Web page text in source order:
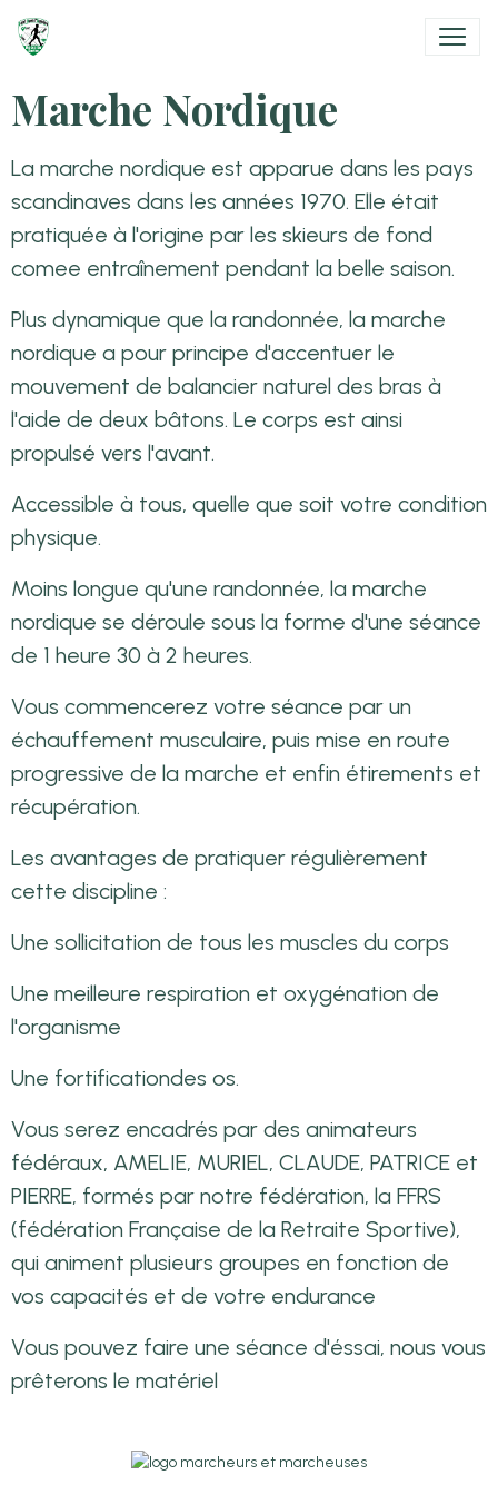
Marche Nordique
La marche nordique est apparue dans les pays
scandinaves dans les années 1970. Elle était
pratiquée à l'origine par les skieurs de fond
comee entraînement pendant la belle saison.
Plus dynamique que la randonnée, la marche
nordique a pour principe d'accentuer le
mouvement de balancier naturel des bras à
l'aide de deux bâtons. Le corps est ainsi
propulsé vers l'avant.
Accessible à tous, quelle que soit votre condition
physique.
Moins longue qu'une randonnée, la marche
nordique se déroule sous la forme d'une séance
de 1 heure 30 à 2 heures.
Vous commencerez votre séance par un
échauffement musculaire, puis mise en route
progressive de la marche et enfin étirements et
récupération.
Les avantages de pratiquer régulièrement
cette discipline :
Une sollicitation de tous les muscles du corps
Une meilleure respiration et oxygénation de
l'organisme
Une fortificationdes os.
Vous serez encadrés par des animateurs
fédéraux, AMELIE, MURIEL, CLAUDE, PATRICE et
PIERRE, formés par notre fédération, la FFRS
(fédération Française de la Retraite Sportive),
qui animent plusieurs groupes en fonction de
vos capacités et de votre endurance
Vous pouvez faire une séance d'éssai, nous vous
prêterons le matériel